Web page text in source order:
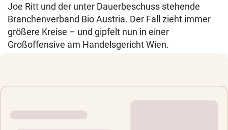
Joe Ritt und der unter Dauerbeschuss stehende
Branchenverband Bio Austria. Der Fall zieht immer
größere Kreise – und gipfelt nun in einer
Großoffensive am Handelsgericht Wien.